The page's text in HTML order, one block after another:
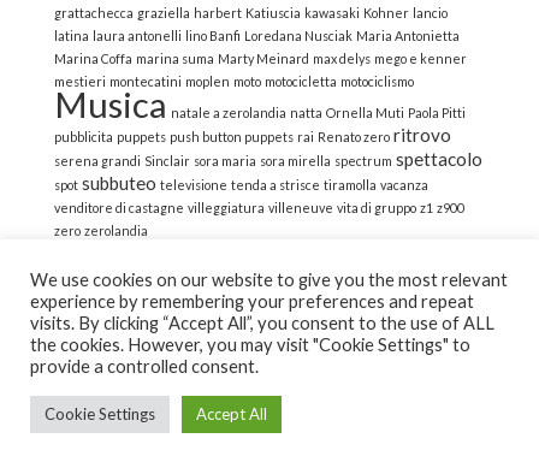
grattachecca graziella harbert Katiuscia kawasaki Kohner lancio
latina laura antonelli lino Banfi Loredana Nusciak Maria Antonietta
Marina Coffa marina suma Marty Meinard max delys mego e kenner
mestieri montecatini moplen moto motocicletta motociclismo
Musica natale a zerolandia natta Ornella Muti Paola Pitti
pubblicita puppets push button puppets rai Renato zero ritrovo
serena grandi Sinclair sora maria sora mirella spectrum spettacolo
spot subbuteo televisione tenda a strisce tiramolla vacanza
venditore di castagne villeggiatura villeneuve vita di gruppo z1 z900
zero zerolandia
© 2022 La Strana Nostalgia | All Rights Reserved | Powered
We use cookies on our website to give you the most relevant
experience by remembering your preferences and repeat
visits. By clicking “Accept All”, you consent to the use of ALL
the cookies. However, you may visit "Cookie Settings" to
provide a controlled consent.
Cookie Settings Accept All